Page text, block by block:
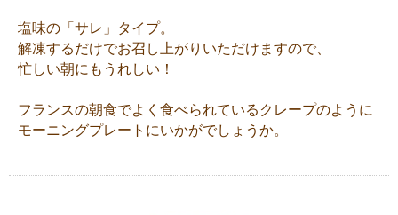
塩味の「サレ」タイプ。
解凍するだけでお召し上がりいただけますので、
忙しい朝にもうれしい！
フランスの朝食でよく食べられているクレープのように
モーニングプレートにいかがでしょうか。